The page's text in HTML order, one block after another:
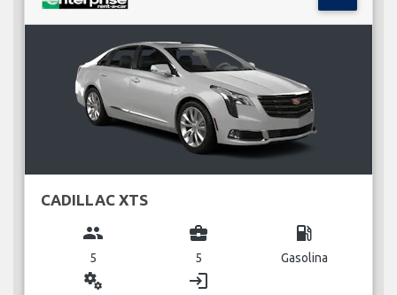
CADILLAC XTS
group
5
business_center
5
local_gas_station
Gasolina
miscellaneous_services login